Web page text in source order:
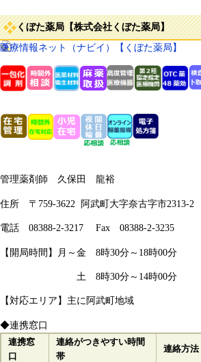
くぼた薬局【株式会社くぼた薬局】
医療情報ネット（ナビイ）【くぼた薬局】
管理薬剤師 久保田 龍裕
住所 〒759-3622 阿武町大字奈古字市2313-2
電話 08388-2-3217 Fax 08388-2-3235​
【開局時間】月～金 8時30分～18時00分
土 8時30分～14時00分
【対応エリア】主に阿武町地域
◆連携窓口
連携窓
口
連絡がつきやすい時間
帯
連絡方法